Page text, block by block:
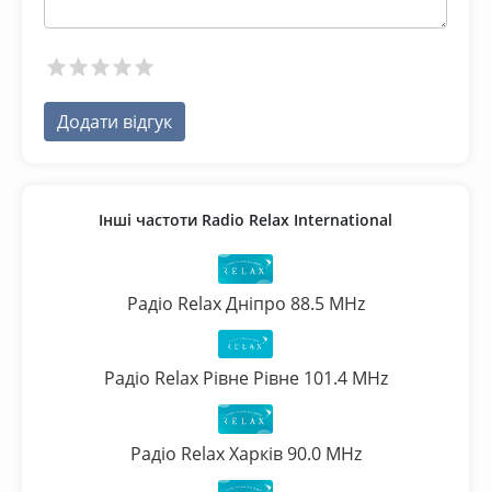
Додати відгук
Інші частоти Radio Relax International
Радіо Relax Дніпро 88.5 MHz
Радіо Relax Рівне Рівне 101.4 MHz
Радіо Relax Харків 90.0 MHz